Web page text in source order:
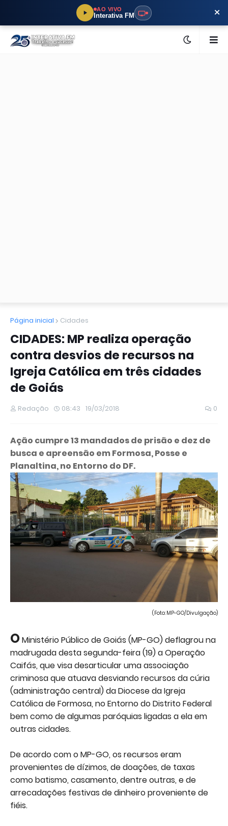
AO VIVO
Interativa FM ×
Página inicial Cidades
CIDADES: MP realiza operação
contra desvios de recursos na
Igreja Católica em três cidades
de Goiás
Redação 08:43 19/03/2018 0
Ação cumpre 13 mandados de prisão e dez de
busca e apreensão em Formosa, Posse e
Planaltina, no Entorno do DF.
(Foto: MP-GO/Divulgação)
OMinistério Público de Goiás (MP-GO) deflagrou na
madrugada desta segunda-feira (19) a Operação
Caifás, que visa desarticular uma associação
criminosa que atuava desviando recursos da cúria
(administração central) da Diocese da Igreja
Católica de Formosa, no Entorno do Distrito Federal
bem como de algumas paróquias ligadas a ela em
outras cidades.
De acordo com o MP-GO, os recursos eram
provenientes de dízimos, de doações, de taxas
como batismo, casamento, dentre outras, e de
arrecadações festivas de dinheiro proveniente de
fiéis.